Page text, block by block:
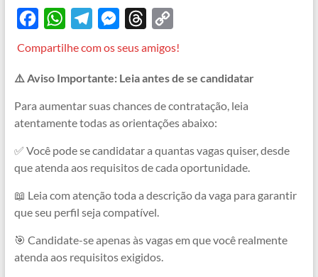
e
b
o
o
k
W
t
s
A
p
p
e
g
r
a
m
M
s
e
n
g
e
e
a
d
s
y
L
i
n
k
Compartilhe com os seus amigos!
⚠️ Aviso Importante: Leia antes de se candidatar
Para aumentar suas chances de contratação, leia
atentamente todas as orientações abaixo:
✅ Você pode se candidatar a quantas vagas quiser, desde
que atenda aos requisitos de cada oportunidade.
📖 Leia com atenção toda a descrição da vaga para garantir
que seu perfil seja compatível.
🎯 Candidate-se apenas às vagas em que você realmente
atenda aos requisitos exigidos.